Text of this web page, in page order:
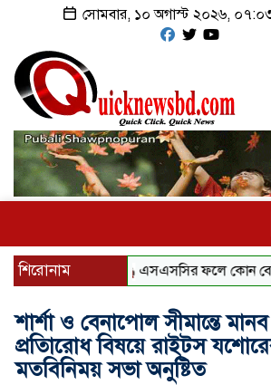
সোমবার, ১০ অগাস্ট ২০২৬,
শিরোনাম এসএসসির ফলে কোন বোর্ডে
শার্শা ও বেনাপোল সীমান্তে
প্রতিারোধ বিষয়ে রাইটস
মতবিনিময় সভা অনুষ্টিত